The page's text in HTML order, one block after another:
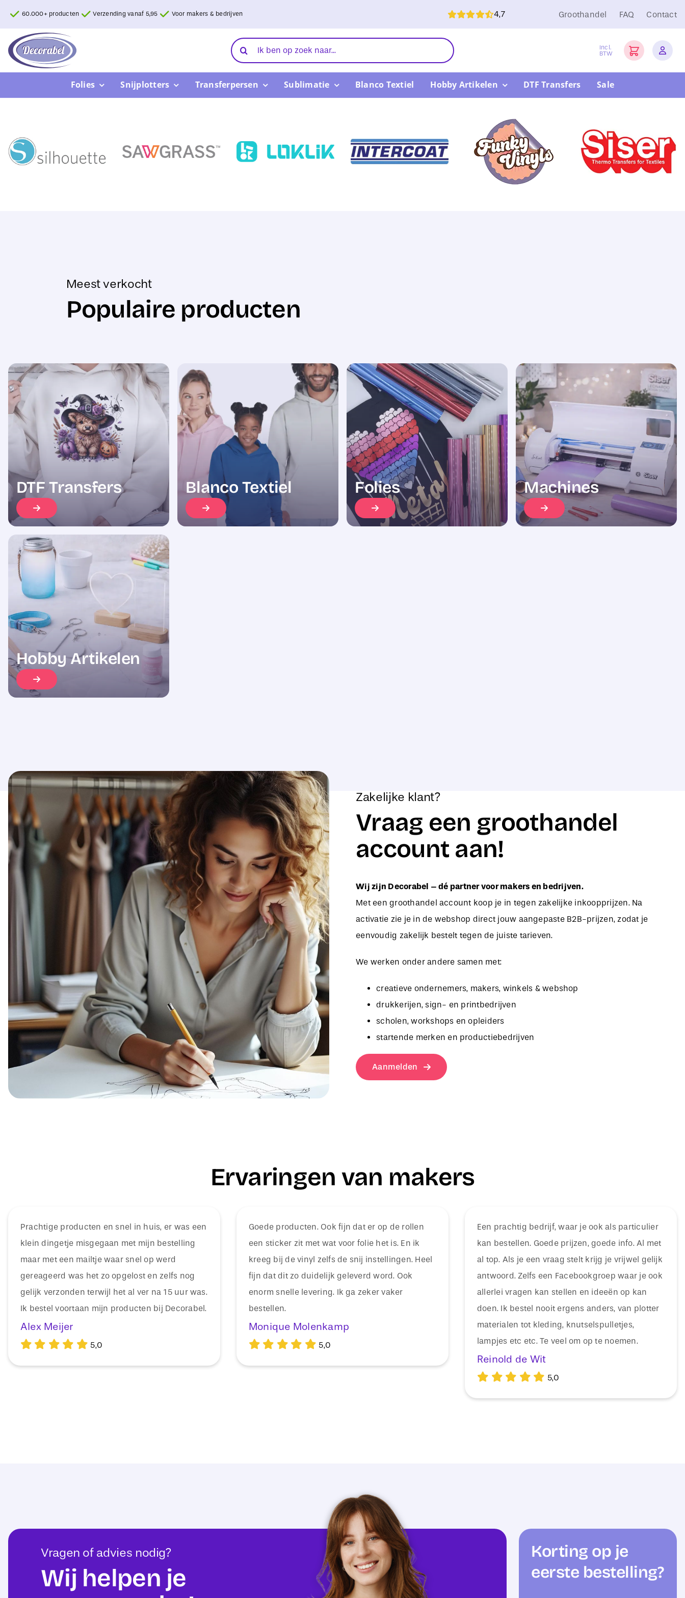
inhoud
60.000+ producten Verzending vanaf 5,95 Voor makers & bedrijven 4,7 Groothandel FAQ Contact
Zoeken
naar:
Incl.
BTW
Folies Snijplotters Transferpersen Sublimatie Blanco Textiel Hobby Artikelen DTF Transfers Sale
Meest verkocht
Populaire producten
DTF Transfers Blanco Textiel Folies Machines
Hobby Artikelen
Zakelijke klant?
Vraag een groothandel
account aan!
Wij zijn Decorabel – dé partner voor makers en bedrijven.
Met een groothandel account koop je in tegen zakelijke inkoopprijzen. Na
activatie zie je in de webshop direct jouw aangepaste B2B-prijzen, zodat je
eenvoudig zakelijk bestelt tegen de juiste tarieven.
We werken onder andere samen met:
creatieve ondernemers, makers, winkels & webshop
drukkerijen, sign- en printbedrijven
scholen, workshops en opleiders
startende merken en productiebedrijven
Aanmelden
Ervaringen van makers
Prachtige producten en snel in huis, er was een
klein dingetje misgegaan met mijn bestelling
maar met een mailtje waar snel op werd
gereageerd was het zo opgelost en zelfs nog
gelijk verzonden terwijl het al ver na 15 uur was.
Ik bestel voortaan mijn producten bij Decorabel.
Alex Meijer
5,0
Goede producten. Ook fijn dat er op de rollen
een sticker zit met wat voor folie het is. En ik
kreeg bij de vinyl zelfs de snij instellingen. Heel
fijn dat dit zo duidelijk geleverd word. Ook
enorm snelle levering. Ik ga zeker vaker
bestellen.
Monique Molenkamp
5,0
Een prachtig bedrijf, waar je ook als particulier
kan bestellen. Goede prijzen, goede info. Al met
al top. Als je een vraag stelt krijg je vrijwel gelijk
antwoord. Zelfs een Facebookgroep waar je ook
allerlei vragen kan stellen en ideeën op kan
doen. Ik bestel nooit ergens anders, van plotter
materialen tot kleding, knutselspulletjes,
lampjes etc etc. Te veel om op te noemen.
Reinold de Wit
5,0
Vragen of advies nodig?
Wij helpen je
Korting op je
eerste bestelling?